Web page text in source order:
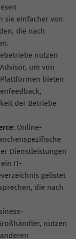
sie einfacher von
die nach
nutzen
um von
bieten
der Betriebe
: Online-
Dienstleistungen
IT-
gelistet
die nach
nutzen